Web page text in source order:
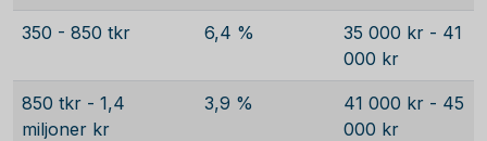
350 - 850 tkr 6,4 %
35 000 kr - 41
000 kr
850 tkr - 1,4
miljoner kr
3,9 %
41 000 kr - 45
000 kr